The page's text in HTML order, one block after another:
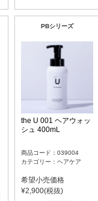
PBシリーズ
the U 001 ヘアウォッ
シュ 400mL
商品コード：039004
カテゴリー：ヘアケア
希望小売価格
¥2,900(税抜)